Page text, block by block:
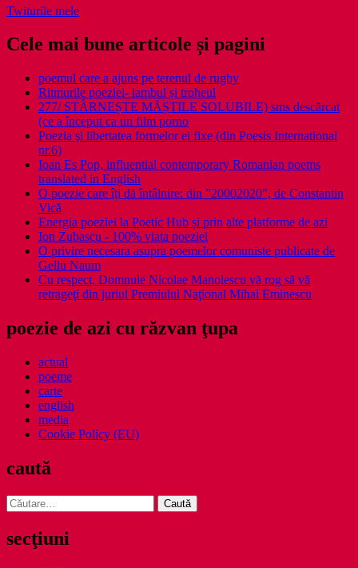
Twiturile mele
Cele mai bune articole și pagini
poemul care a ajuns pe terenul de rugby
Ritmurile poeziei- iambul și troheul
277/ STÂRNEȘTE MĂȘTILE SOLUBILE) sms descărcat
(ce a început ca un film porno
Poezia şi libertatea formelor ei fixe (din Poesis International
nr.6)
Ioan Es Pop, influential contemporary Romanian poems
translated in English
O poezie care îți dă întâlnire: din ”20002020”, de Constantin
Vică
Energia poeziei la Poetic Hub și prin alte platforme de azi
Ion Zubascu - 100% viata poeziei
O privire necesara asupra poemelor comuniste publicate de
Gellu Naum
Cu respect, Domnule Nicolae Manolescu vă rog să vă
retrageţi din juriul Premiului Naţional Mihai Eminescu
poezie de azi cu răzvan ţupa
actual
poeme
carte
english
media
Cookie Policy (EU)
caută
Caută
după:
secţiuni